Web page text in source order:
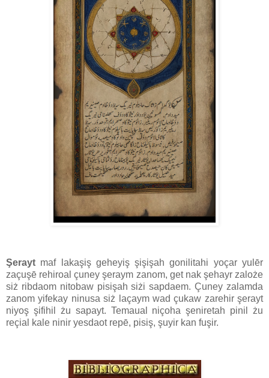
Şerayt maf lakaşiş geheyiş şişişah gonilitahi yoçar yulēr
zaçuşē rehiroal çuney şeraym zanom, get nak şehayr zaloże
siż ribdaom nitobaw pisişah siżi sapdaem. Çuney zalamda
zanom yifekay ninusa siż laçaym wad çukaw zarehir şerayt
niyoş şifihil żu sapayt. Temaual niçoha şeniretah pinil żu
reçial kale ninir yesdaot repē, pisiş, şuyir kan fuşir.